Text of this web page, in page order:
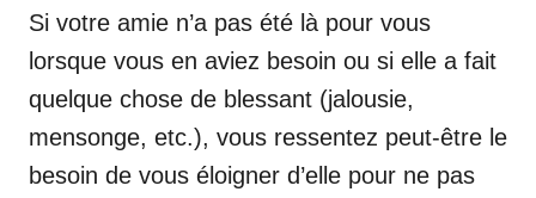
Si votre amie n’a pas été là pour vous
lorsque vous en aviez besoin ou si elle a fait
quelque chose de blessant (jalousie,
mensonge, etc.), vous ressentez peut-être le
besoin de vous éloigner d’elle pour ne pas